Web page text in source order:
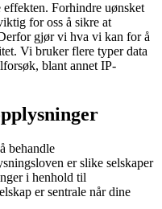
Forhindre uønsket
for oss å sikre at
gjør vi hva vi kan for å
Vi bruker flere typer data
blant annet IP-
behandle
er slike selskaper
i henhold til
er sentrale når dine